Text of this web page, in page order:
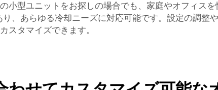
小型ユニットをお探しの場合でも、家庭やオフィス
、あらゆる冷却ニーズに対応可能です。設定の調整
スタマイズできます。